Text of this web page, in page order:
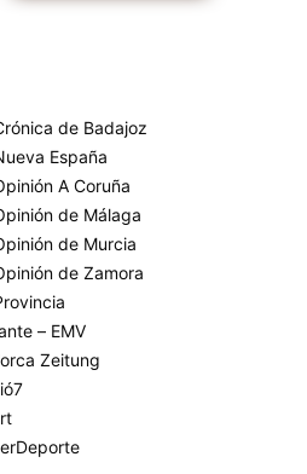
de Badajoz
España
A Coruña
de Málaga
de Murcia
de Zamora
– EMV
Zeitung